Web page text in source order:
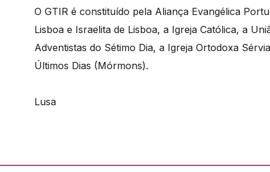
O GTIR é constituído pela Aliança Evangélica
Lisboa e Israelita de Lisboa, a Igreja Católica, a
Adventistas do Sétimo Dia, a Igreja Ortodoxa
Últimos Dias (Mórmons).
Lusa